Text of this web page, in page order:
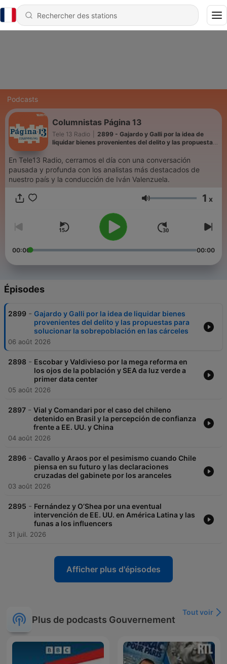
Podcasts
Columnistas Página 13
Tele 13 Radio
2899 - Gajardo y Galli por la idea de
liquidar bienes provenientes del delito y las propuestas
En Tele13 Radio, cerramos el día con una conversación
pausada y profunda con los analistas más destacados de
nuestro país y la conducción de Iván Valenzuela.
Volume 1 x
00:00 00:00
Épisodes
2899 - Gajardo y Galli por la idea de liquidar bienes
provenientes del delito y las propuestas para
solucionar la sobrepoblación en las cárceles
06 août 2026
2898 - Escobar y Valdivieso por la mega reforma en
los ojos de la población y SEA da luz verde a
primer data center
05 août 2026
2897 - Vial y Comandari por el caso del chileno
detenido en Brasil y la percepción de confianza
frente a EE. UU. y China
04 août 2026
2896 - Cavallo y Araos por el pesimismo cuando Chile
piensa en su futuro y las declaraciones
cruzadas del gabinete por los aranceles
03 août 2026
2895 - Fernández y O’Shea por una eventual
intervención de EE. UU. en América Latina y las
funas a los influencers
31 juil. 2026
Afficher plus d'épisodes
Plus de podcasts Gouvernement
Tout voir